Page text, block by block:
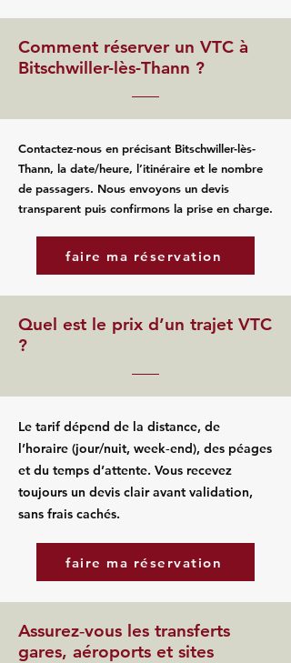
Comment réserver un VTC à
Bitschwiller-lès-Thann ?
Contactez‑nous en précisant Bitschwiller-lès-
Thann, la date/heure, l’itinéraire et le nombre
de passagers. Nous envoyons un devis
transparent puis confirmons la prise en charge.
faire ma réservation
Quel est le prix d’un trajet VTC
?
Le tarif dépend de la distance, de
l’horaire (jour/nuit, week‑end), des péages
et du temps d’attente. Vous recevez
toujours un devis clair avant validation,
sans frais cachés.
faire ma réservation
Assurez‑vous les transferts
gares, aéroports et sites